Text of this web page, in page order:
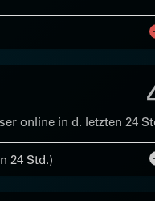
online in d. letzten 24
24 Std.)